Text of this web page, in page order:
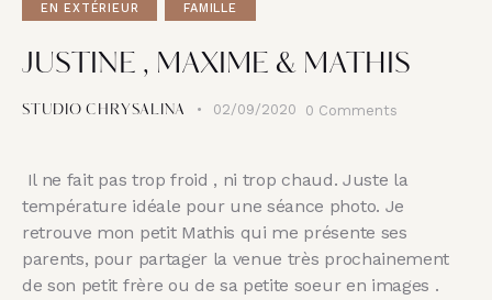
EN EXTÉRIEUR FAMILLE
JUSTINE , MAXIME & MATHIS
STUDIO CHRYSALINA 02/09/2020 0 Comments
Il ne fait pas trop froid , ni trop chaud. Juste la
température idéale pour une séance photo. Je
retrouve mon petit Mathis qui me présente ses
parents, pour partager la venue très prochainement
de son petit frère ou de sa petite soeur en images .